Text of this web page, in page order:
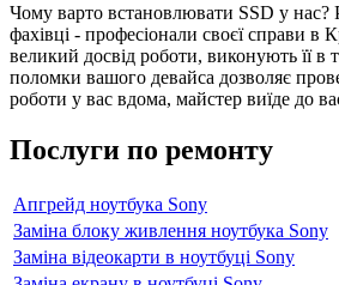
Чому варто встановлювати SSD у нас?
фахівці - професіонали своєї справи в
великий досвід роботи, виконують її в
поломки вашого девайса дозволяє
роботи у вас вдома, майстер виїде до
Послуги по ремонту
Апгрейд ноутбука Sony
Заміна блоку живлення ноутбука Sony
Заміна відеокарти в ноутбуці Sony